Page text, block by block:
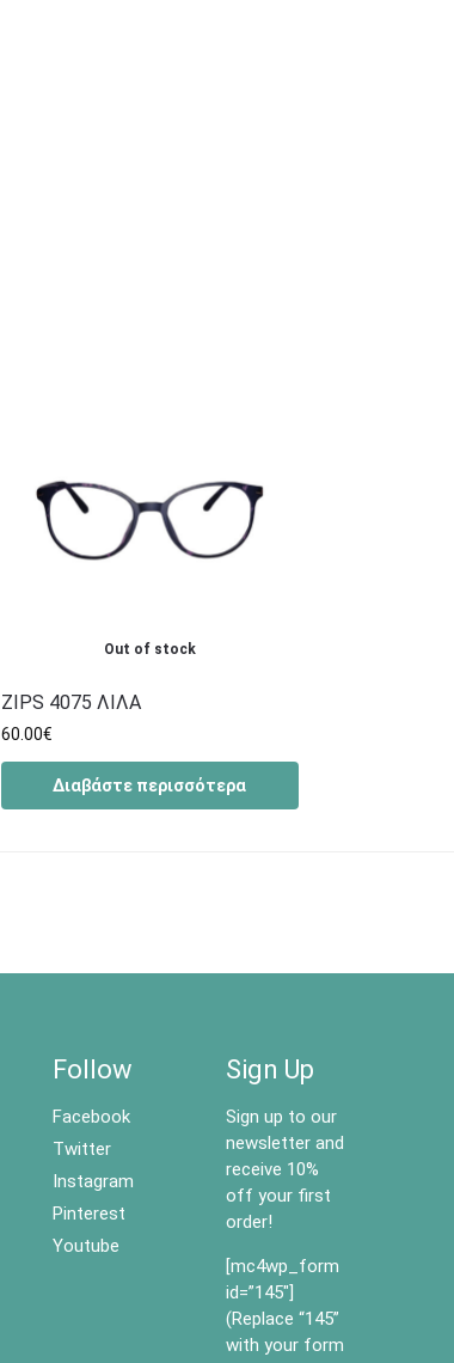
Out of stock
ZIPS 4075 ΛΙΛΑ
60.00€
Διαβάστε περισσότερα
Follow
Facebook
Twitter
Instagram
Pinterest
Youtube
Sign Up
Sign up to our
newsletter and
receive 10%
off your first
order!
[mc4wp_form
id=”145″]
(Replace “145”
with your form